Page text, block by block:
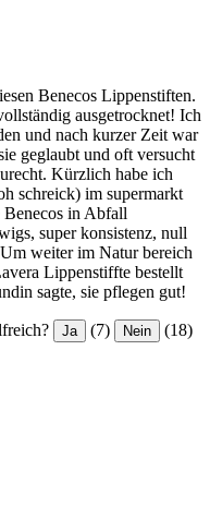
Benecos Lippenstiften.
ausgetrocknet! Ich
und nach kurzer Zeit war
geglaubt und oft versucht
Kürzlich habe ich
schreick) im supermarkt
Benecos in Abfall
super konsistenz, null
weiter im Natur bereich
Lippenstiffte bestellt
sagte, sie pflegen gut!
Ja (7) Nein (18)